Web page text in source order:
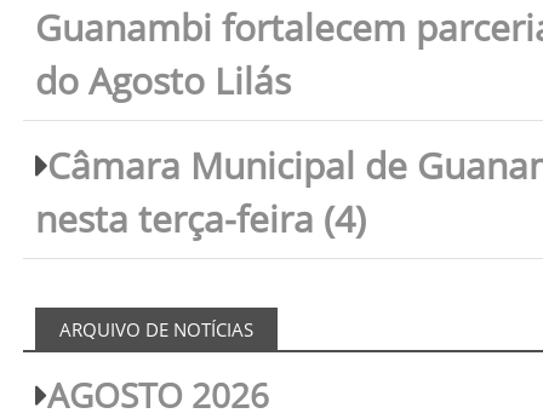
Guanambi fortalecem
do Agosto Lilás
Câmara Municipal de
nesta terça-feira (4)
ARQUIVO DE NOTÍCIAS
AGOSTO 2026